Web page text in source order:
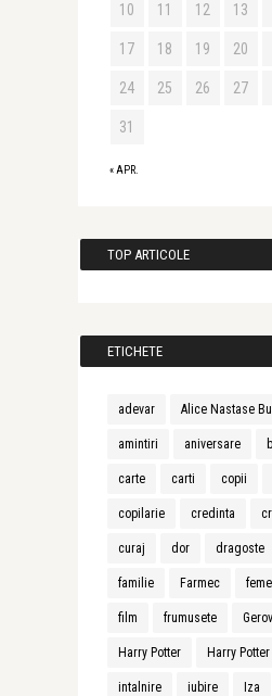
« APR.
10 11 12 13
17 18 19 20
24 25 26 27
31
TOP ARTICOLE
ETICHETE
adevar Alice Nastase
amintiri aniversare
carte carti copii
copilarie credinta
curaj dor dragoste
familie Farmec
film frumusete
Harry Potter Harry
intalnire iubire Iza